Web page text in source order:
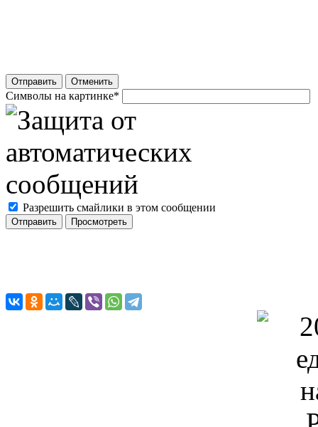
Отправить Отменить
Символы на картинке*
Разрешить смайлики в этом сообщении